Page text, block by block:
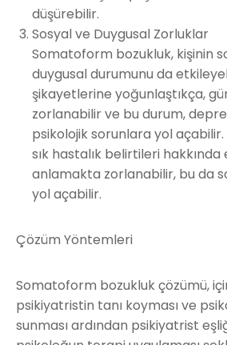
düşürebilir.
Sosyal ve Duygusal Zorluklar
Somatoform bozukluk, kişinin
duygusal durumunu da
şikayetlerine yoğunlaştıkça,
zorlanabilir ve bu durum,
psikolojik sorunlara yol açabilir.
sık hastalık belirtileri
anlamakta zorlanabilir, bu da
yol açabilir.
Çözüm Yöntemleri
Somatoform bozukluk çözümü,
psikiyatristin tanı koyması ve
sunması ardından psikiyatrist